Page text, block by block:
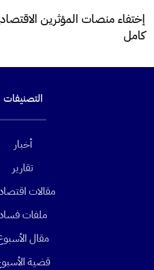
إختفاء منصات المؤثرين
كامل
التصنيفات
أخبار
تقارير
مقالات
ملفات
مقال
قضية